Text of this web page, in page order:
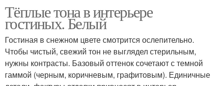
Тёплые тона в интерьере
гостиных. Белый
Гостиная в снежном цвете смотрится ослепительно.
Чтобы чистый, свежий тон не выглядел стерильным,
нужны контрасты. Базовый оттенок сочетают с темной
гаммой (черным, коричневым, графитовым). Единичные